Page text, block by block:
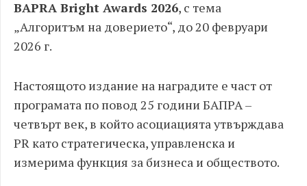
BAPRA Bright Awards 2026, с тема
„Алгоритъм на доверието“, до 20 февруари
2026 г.
Настоящото издание на наградите е част от
програмата по повод 25 години БАПРА –
четвърт век, в който асоциацията утвърждава
PR като стратегическа, управленска и
измерима функция за бизнеса и обществото.